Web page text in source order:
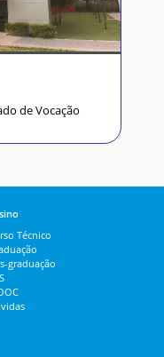
de Vocação
Técnico
graduação